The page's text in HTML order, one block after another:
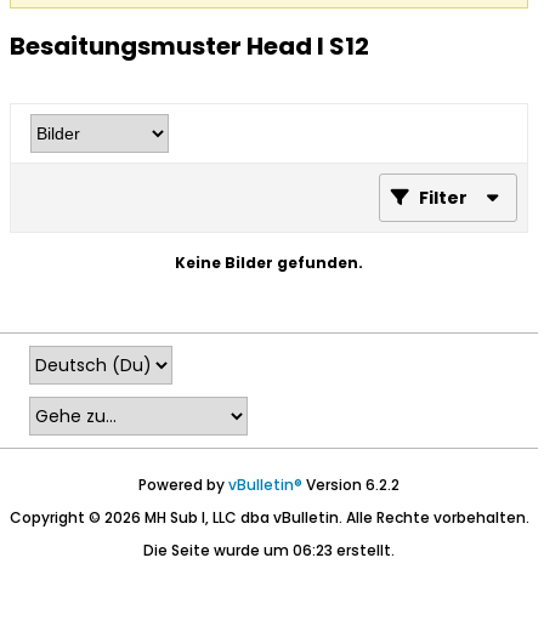
Besaitungsmuster Head I S12
Filter
Keine Bilder gefunden.
Powered byvBulletin® Version 6.2.2
Copyright © 2026 MH Sub I, LLC dba vBulletin. Alle Rechte vorbehalten.
Die Seite wurde um 06:23 erstellt.